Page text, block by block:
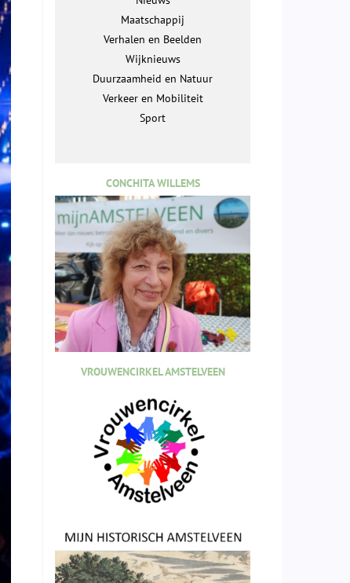
Maatschappij
Verhalen en Beelden
Wijknieuws
Duurzaamheid en Natuur
Verkeer en Mobiliteit
Sport
CONCHITA WILLEMS
VROUWENCIRKEL AMSTELVEEN